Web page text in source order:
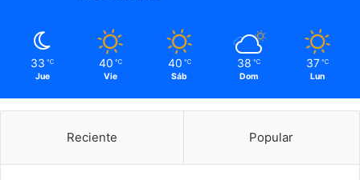
33 ℃
Jue
40 ℃
Vie
40 ℃
Sáb
38 ℃
Dom
37 ℃
Lun
Reciente Popular